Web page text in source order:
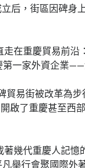
后，街區因碑身
在重慶貿易前沿
一家外資企業——
貿易街被改革為
啟了重慶甚至西
幾代重慶人記憶
舉行會聚國際外